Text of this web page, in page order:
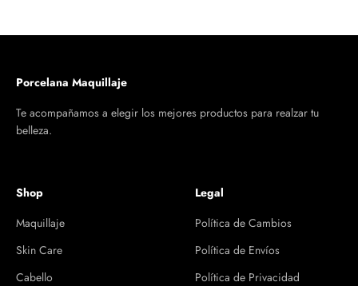
Porcelana Maquillaje
Te acompañamos a elegir los mejores productos para realzar tu
belleza.
Shop
Maquillaje
Skin Care
Cabello
Legal
Política de Cambios
Política de Envíos
Política de Privacidad